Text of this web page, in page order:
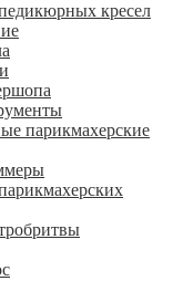
кресел
парикмахерские